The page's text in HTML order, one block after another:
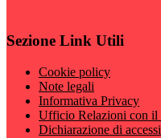
Sezione Link Utili
Cookie policy
Note legali
Informativa Privacy
Ufficio Relazioni con il
Dichiarazione di